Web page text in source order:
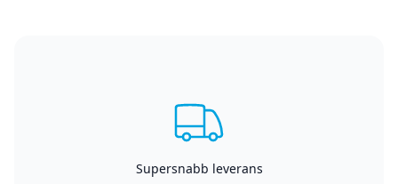
Supersnabb leverans